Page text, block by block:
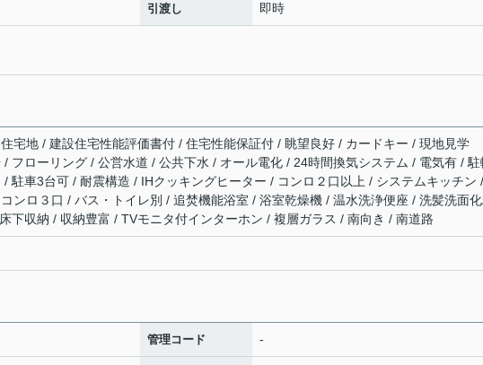
引渡し 即時
宅地 / 建設住宅性能評価書付 / 住宅性能保証付 / 眺望良好 / カードキー / 現地見学
フローリング / 公営水道 / 公共下水 / オール電化 / 24時間換気システム / 電気有 / 駐
駐車3台可 / 耐震構造 / IHクッキングヒーター / コンロ２口以上 / システムキッチン
ンロ３口 / バス・トイレ別 / 追焚機能浴室 / 浴室乾燥機 / 温水洗浄便座 / 洗髪洗面
下収納 / 収納豊富 / TVモニタ付インターホン / 複層ガラス / 南向き / 南道路
管理コード -